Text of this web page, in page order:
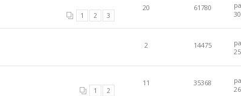
1 2 3
20 61780
2 14475
1 2
11 35368